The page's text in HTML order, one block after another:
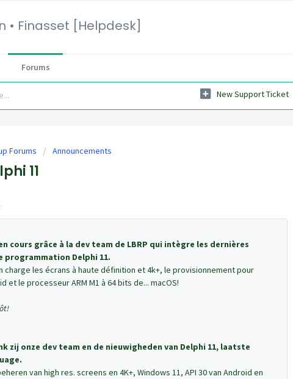
• Finasset [Helpdesk]
Forums
New Support Ticket
Forums Announcements
11
cours grâce à la dev team de LBRP qui intègre les dernières
programmation Delphi 11.
charge les écrans à haute définition et 4k+, le provisionnement pour
et le processeur ARM M1 à 64 bits de... macOS!
zij onze dev team en de nieuwigheden van Delphi 11, laatste
van high res. screens en 4K+, Windows 11, API 30 van Android en